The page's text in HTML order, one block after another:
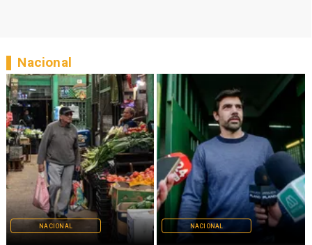
NACIONAL NACIONAL
Nacional